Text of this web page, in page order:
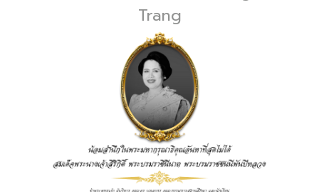
Trang